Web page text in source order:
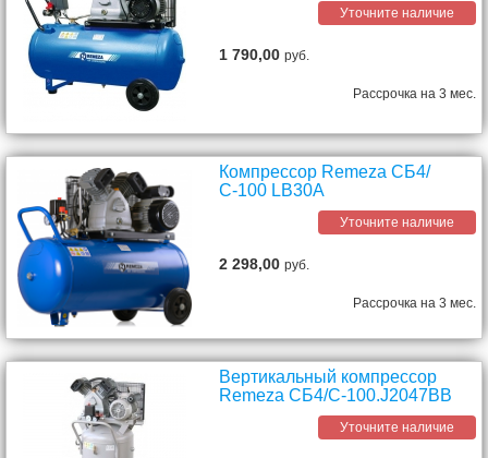
Уточните наличие
1 790,00руб.
Рассрочка на 3 мес.
Компрессор Remeza СБ4/
С-100 LB30A
Уточните наличие
2 298,00руб.
Рассрочка на 3 мес.
Вертикальный компрессор
Remeza СБ4/C-100.J2047BВ
Уточните наличие